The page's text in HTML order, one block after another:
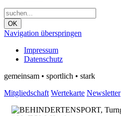
OK
Navigation überspringen
Impressum
Datenschutz
gemeinsam • sportlich • stark
Mitgliedschaft Wertekarte Newsletter